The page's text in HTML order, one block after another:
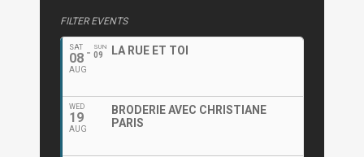
FILTER EVENTS
SAT
08
AUG
SUN
09 LA RUE ET TOI
WED
19
AUG
BRODERIE AVEC CHRISTIANE
PARIS